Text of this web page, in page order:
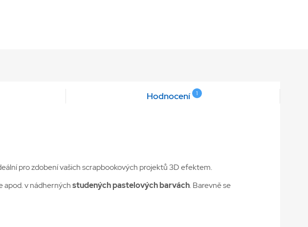
Hodnocení 1
pro zdobení vašich scrapbookových projektů 3D efektem.
apod. v nádhernýchstudených pastelových barvách. Barevně se